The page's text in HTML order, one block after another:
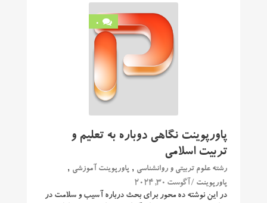
0
پاورپوینت نگاهی دوباره به تعلیم و
تربیت اسلامی
رشته علوم تربیتی و روانشناسی , پاورپوینت آموزشی ,
پاورپوینت / آگوست 30, 2024
در این نوشته ده محور برای بحث درباره آسیب و سلامت در